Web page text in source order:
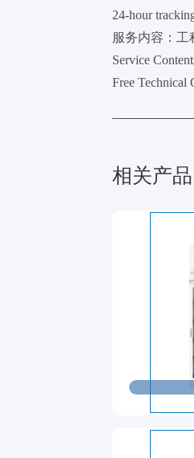
24-hour
服务内容：
Service
Free Technical
相关产品